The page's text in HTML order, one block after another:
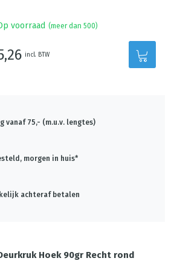
voorraad (meer dan 500)
incl. BTW
vanaf 75,- (m.u.v. lengtes)
morgen in huis*
achteraf betalen
Hoek 90gr Recht rond